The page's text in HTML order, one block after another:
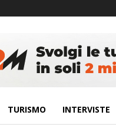
TURISMO INTERVISTE